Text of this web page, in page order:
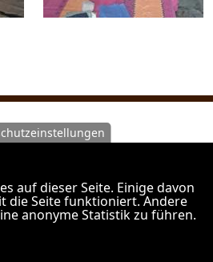
dass Hunt Experts
nicht Veranstalter der
ist. Unsere Outfitter sind
und es gelten die Rechte
welchem der Outfitter seinen
hat.
auf dieser Seite. Einige davon
die Seite funktioniert. Andere
anonyme Statistik zu führen.